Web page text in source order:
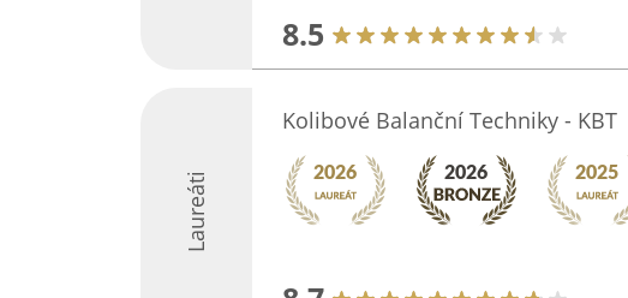
8.5
Laureáti
Kolibové Balanční Techniky - KBT